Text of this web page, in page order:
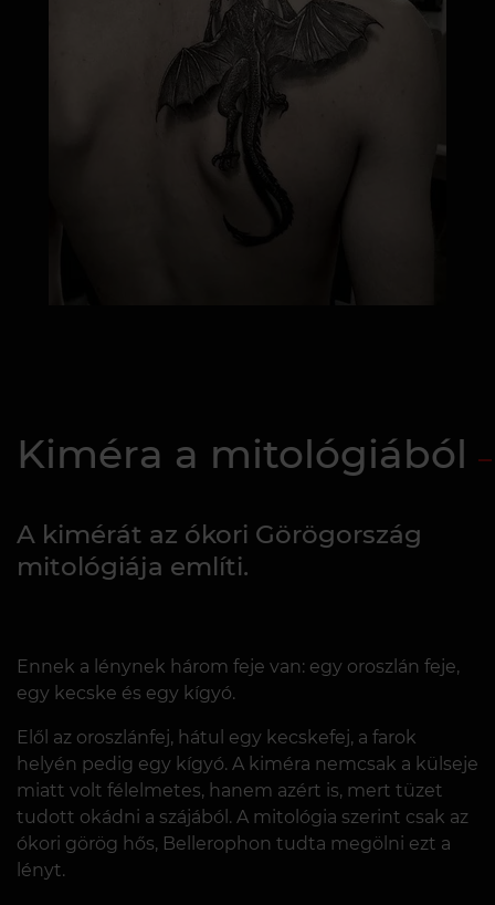
Kiméra a mitológiából
A kimérát az ókori Görögország
mitológiája említi.
Ennek a lénynek három feje van: egy oroszlán feje,
egy kecske és egy kígyó.
Elől az oroszlánfej, hátul egy kecskefej, a farok
helyén pedig egy kígyó. A kiméra nemcsak a külseje
miatt volt félelmetes, hanem azért is, mert tüzet
tudott okádni a szájából. A mitológia szerint csak az
ókori görög hős, Bellerophon tudta megölni ezt a
lényt.